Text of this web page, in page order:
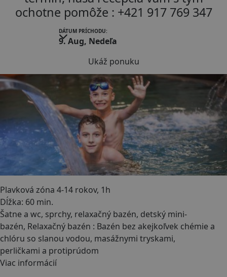
ochotne pomôže : +421 917 769 347
DÁTUM PRÍCHODU:
9. Aug, Nedeľa
Ukáž ponuku
Plavková zóna 4-14 rokov, 1h
Dĺžka: 60 min.
Šatne a wc, sprchy, relaxačný bazén, detský mini-
bazén, Relaxačný bazén : Bazén bez akejkoľvek chémie a
chlóru so slanou vodou, masážnymi tryskami,
perličkami a protiprúdom
Viac informácií